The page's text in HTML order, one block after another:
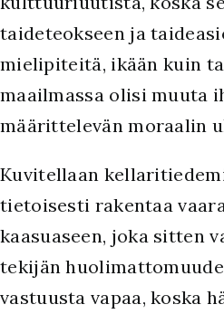
taideteokseen ja
mielipiteitä, ikään kuin
maailmassa olisi muuta
määrittelevän moraalin
Kuvitellaan
tietoisesti rakentaa
kaasuaseen, joka sitten
tekijän
vastuusta vapaa, koska